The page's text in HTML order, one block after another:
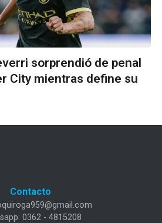
sorprendió de penal
City mientras define su
Contacto
0362 - 4815208